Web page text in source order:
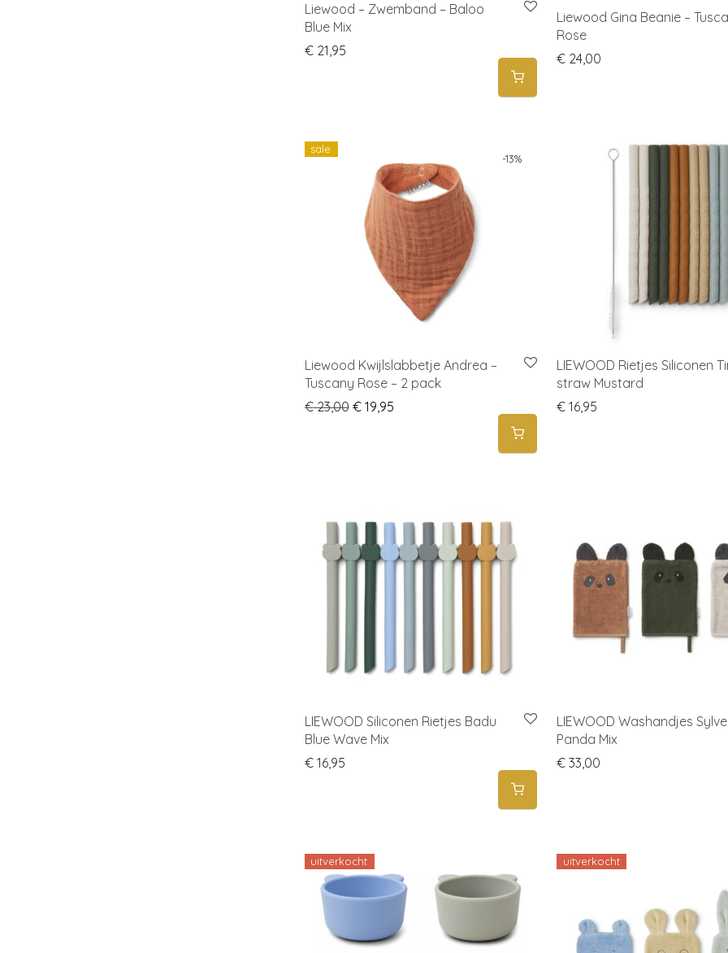
Liewood – Zwemband – Baloo
Blue Mix
€21,95
Liewood Gina Beanie –
Rose
€24,00
-13%
sale
Liewood Kwijlslabbetje Andrea –
Tuscany Rose – 2 pack
€23,00 Original price was: € 23,00.
€19,95Current price is: € 19,95.
LIEWOOD Rietjes Siliconen
straw Mustard
€16,95
LIEWOOD Siliconen Rietjes Badu
Blue Wave Mix
€16,95
LIEWOOD Washandjes
Panda Mix
€33,00
uitverkocht uitverkocht